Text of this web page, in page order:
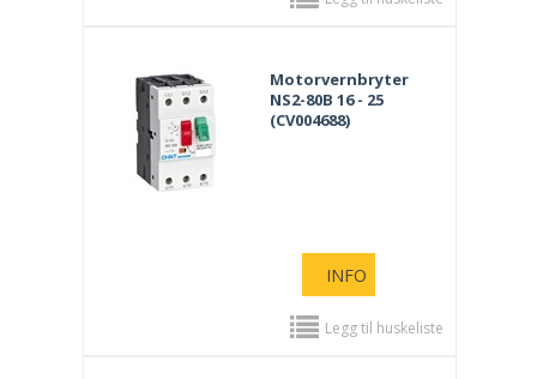
Motorvernbryter
NS2-80B 16 - 25
(CV004688)
INFO
Legg til huskeliste